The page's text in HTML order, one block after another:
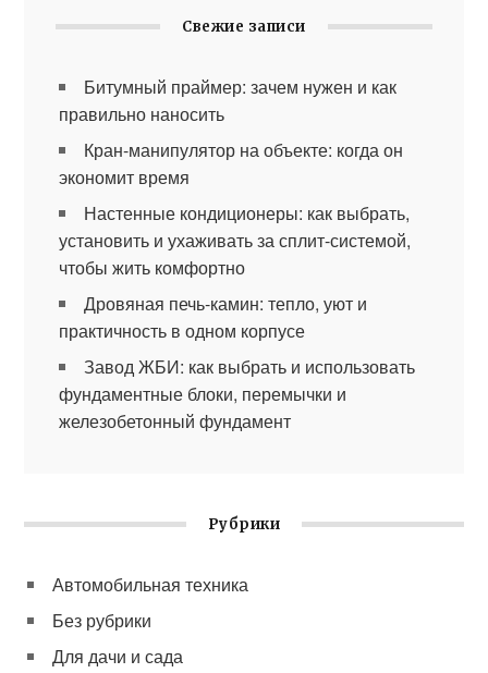
Свежие записи
Битумный праймер: зачем нужен и как
правильно наносить
Кран-манипулятор на объекте: когда он
экономит время
Настенные кондиционеры: как выбрать,
установить и ухаживать за сплит-системой,
чтобы жить комфортно
Дровяная печь-камин: тепло, уют и
практичность в одном корпусе
Завод ЖБИ: как выбрать и использовать
фундаментные блоки, перемычки и
железобетонный фундамент
Рубрики
Автомобильная техника
Без рубрики
Для дачи и сада